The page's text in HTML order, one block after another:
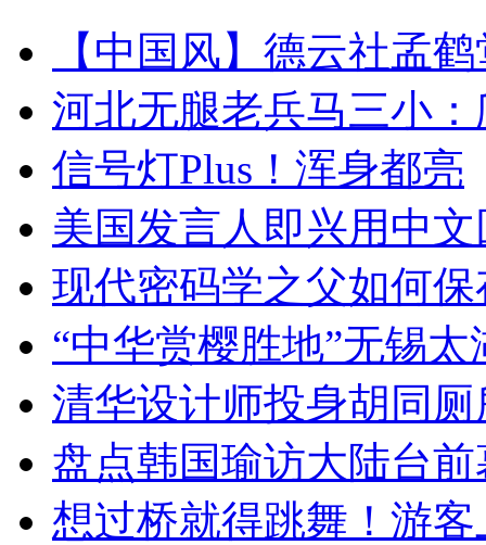
【中国风】德云社孟
河北无腿老兵马三小
信号灯Plus！浑身都亮
美国发言人即兴用中
现代密码学之父如何
“中华赏樱胜地”无锡
清华设计师投身胡同
盘点韩国瑜访大陆台
想过桥就得跳舞！游客